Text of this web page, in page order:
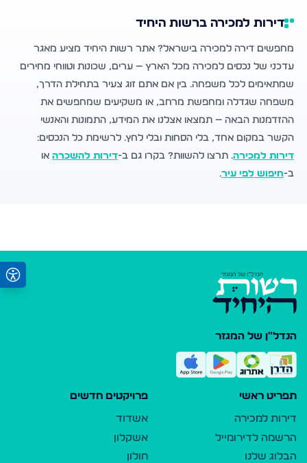
דירות למכירה ברשות היחיד
מחפשים דירה למכירה בישראל? אתר רשות היחיד מציע מאגר
עדכני של נכסים למכירה מכל הארץ — ערים, שכונות וטווחי מחירים
שמתאימים לכל משפחה. בין אם אתם זוג צעיר בתחילת הדרך,
משפחה שגדלה ומחפשת מרחב, או משקיעים שמחפשים את
ההזדמנות הבאה — תמצאו אצלנו את המידע, התמונות והאנשי
הקשר במקום אחד, בלי הסחות ובלי לחץ. לרשימת כל הנכסים:
דירות למכירה. תרצו להשוות? בקרו גם ב-דירות להשכרה או
ב-חיפוש לפי עיר.
הנדל"ן של המגזר
תפריט ראשי
דירות למכירה
הרשמה לדירומייל
הבלוג שלנו
פרויקטים חדשים
אשדוד
אשקלון
חולון